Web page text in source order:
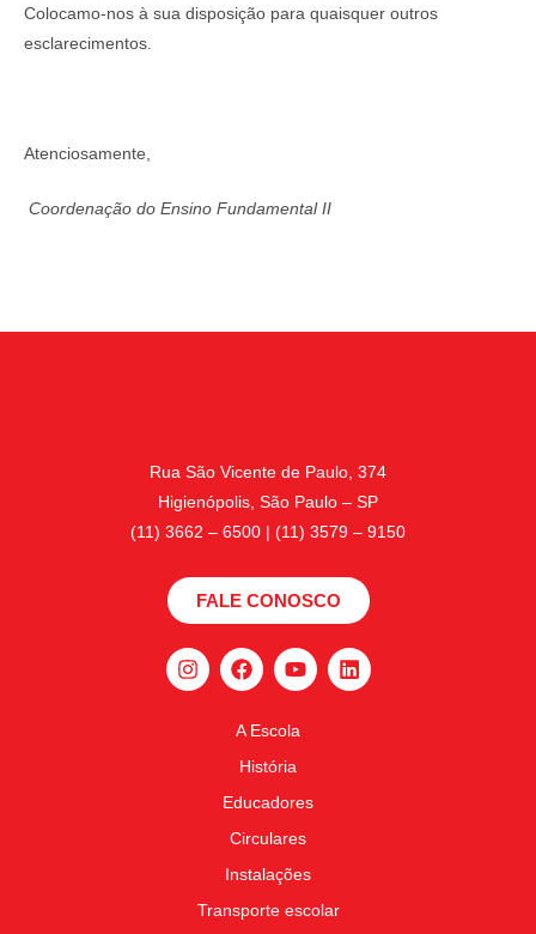
Colocamo-nos à sua disposição para quaisquer outros
esclarecimentos.
Atenciosamente,
Coordenação do Ensino Fundamental II
Rua São Vicente de Paulo, 374
Higienópolis, São Paulo – SP
(11) 3662 – 6500 | (11) 3579 – 9150
FALE CONOSCO
A Escola
História
Educadores
Circulares
Instalações
Transporte escolar